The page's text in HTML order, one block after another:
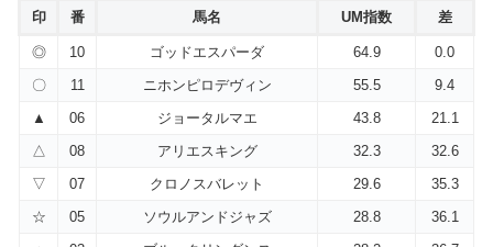
印 番 馬名 UM指数 差
◎ 10 ゴッドエスパーダ 64.9
0.0
〇
11 ニホンピロデヴィン 55.5
9.4
▲
06 ジョータルマエ 43.8
21.1
△
08 アリエスキング 32.3
32.6
▽
07 クロノスバレット 29.6
35.3
☆
05 ソウルアンドジャズ 28.8
36.1